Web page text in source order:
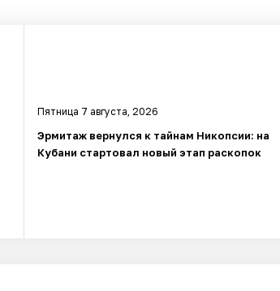
Пятница 7 августа, 2026
Эрмитаж вернулся к тайнам Никопсии: на
Кубани стартовал новый этап раскопок